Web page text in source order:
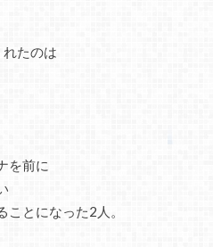
たのは
を前に
とになった2人。